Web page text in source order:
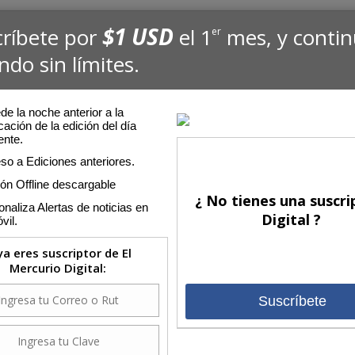
por$1 USD el 1er mes, y
sin límites.
la noche anterior a la
de la edición del día
a Ediciones anteriores.
Offline descargable
Alertas de noticias en
eres suscriptor de El
Mercurio Digital:
¿ No tienes una
Digital ?
Suscríbete
el Año Nuevo
puñado de ejemplos tremendos. Con estos, y con todos los
Vaya que lo necesitamos”.
de Colchagua
que querían incluir en sus catálogos algún blanco de
Hoy el valle ya ha demostrado la diversidad suficiente como
Lu